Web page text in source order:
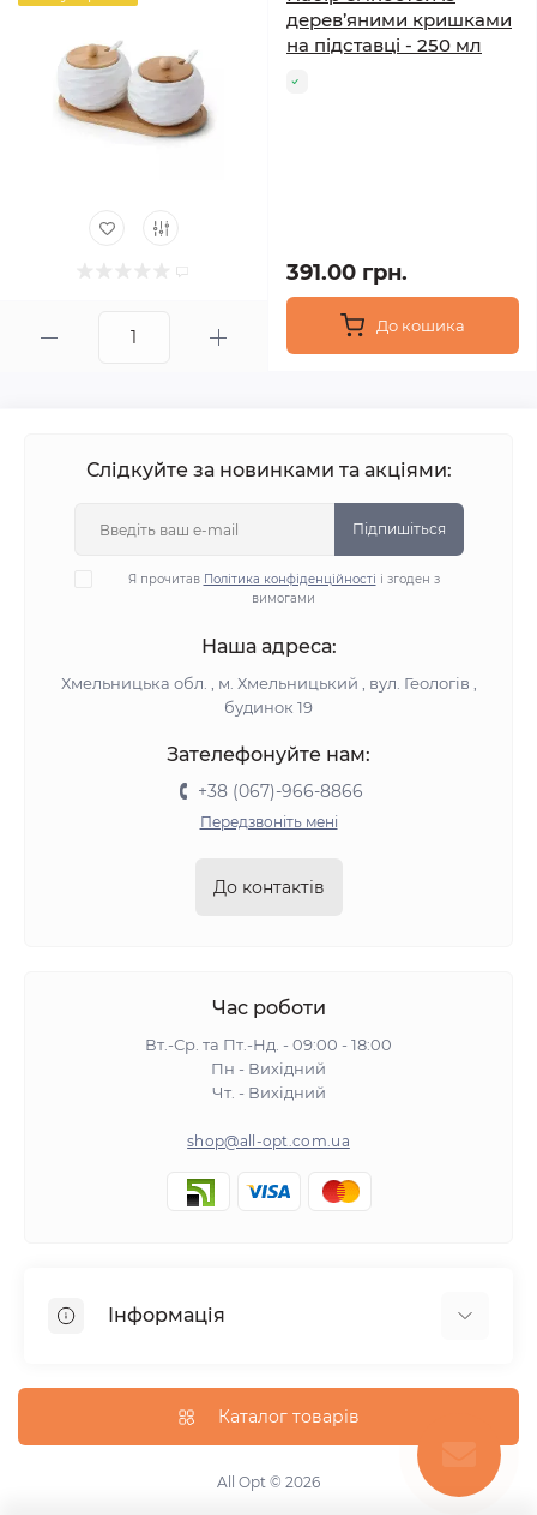
дерев’яними кришками
на підставці - 250 мл
391.00 грн.
До кошика
Слідкуйте за новинками та акціями:
Підпишіться
Я прочитав Політика конфіденційності і згоден з
вимогами
Наша адреса:
Хмельницька обл. , м. Хмельницький , вул. Геологів ,
будинок 19
Зателефонуйте нам:
+38 (067)-966-8866
Передзвоніть мені
До контактів
Час роботи
Вт.-Ср. та Пт.-Нд. - 09:00 - 18:00
Пн - Вихідний
Чт. - Вихідний
shop@all-opt.com.ua
Інформація
Оплата та доставка
Повернення та обмін
Політика конфіденційності
Каталог товарів
All Opt © 2026